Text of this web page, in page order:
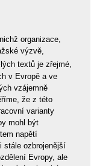
organizace,
výzvě,
textů je zřejmé,
v Evropě a ve
vzájemně
že z této
varianty
mohl být
napětí
stále ozbrojenější
Evropy, ale